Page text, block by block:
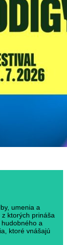
umenia a
ktorých prináša
a
ktoré vnášajú